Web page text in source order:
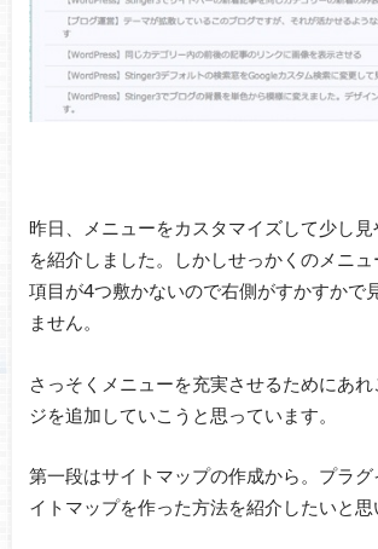
昨日、メニューをカスタマイズして少し見
を紹介しました。しかしせっかくのメニ
項目が4つ敷かないので右側がすかすかで
ません。
さっそくメニューを充実させるためにあ
ジを追加していこうと思っています。
第一段はサイトマップの作成から。プラ
イトマップを作った方法を紹介したいと思